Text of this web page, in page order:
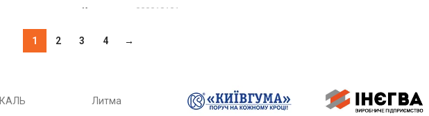
Код товару: 000018101
1 2 3 4 →